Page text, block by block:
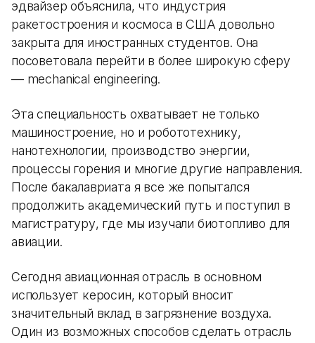
эдвайзер объяснила, что индустрия
ракетостроения и космоса в США довольно
закрыта для иностранных студентов. Она
посоветовала перейти в более широкую сферу
— mechanical engineering.
Эта специальность охватывает не только
машиностроение, но и робототехнику,
нанотехнологии, производство энергии,
процессы горения и многие другие направления.
После бакалавриата я все же попытался
продолжить академический путь и поступил в
магистратуру, где мы изучали биотопливо для
авиации.
Сегодня авиационная отрасль в основном
использует керосин, который вносит
значительный вклад в загрязнение воздуха.
Один из возможных способов сделать отрасль